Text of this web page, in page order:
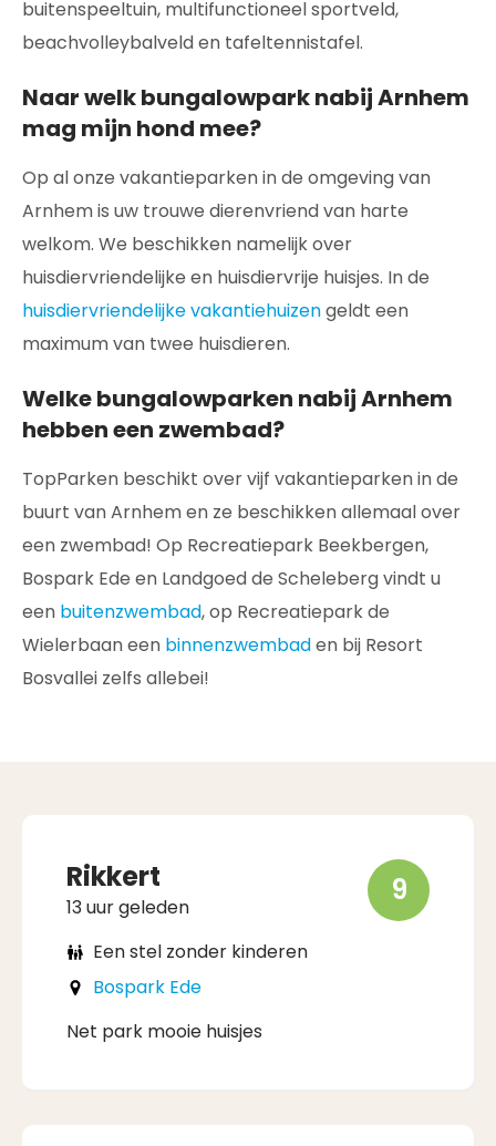
buitenspeeltuin, multifunctioneel sportveld,
beachvolleybalveld en tafeltennistafel.
Naar welk bungalowpark nabij Arnhem
mag mijn hond mee?
Op al onze vakantieparken in de omgeving van
Arnhem is uw trouwe dierenvriend van harte
welkom. We beschikken namelijk over
huisdiervriendelijke en huisdiervrije huisjes. In de
huisdiervriendelijke vakantiehuizengeldt een
maximum van twee huisdieren.
Welke bungalowparken nabij Arnhem
hebben een zwembad?
TopParken beschikt over vijf vakantieparken in de
buurt van Arnhem en ze beschikken allemaal over
een zwembad! Op Recreatiepark Beekbergen,
Bospark Ede en Landgoed de Scheleberg vindt u
een buitenzwembad, op Recreatiepark de
Wielerbaan een binnenzwembaden bij Resort
Bosvallei zelfs allebei!
Rikkert
13 uur geleden 9
Een stel zonder kinderen
Bospark Ede
Net park mooie huisjes